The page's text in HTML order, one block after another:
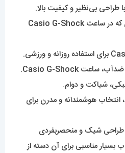
2. زیبا، مقاوم و انعطاف‌پذیری که در ساعت Casio G-Shock
6. انتخاب Casio G-Shock، انتخاب هوشمندانه و مدرن برای
شیک و منحصربفردی
بسیار مناسبی برای آن دسته از